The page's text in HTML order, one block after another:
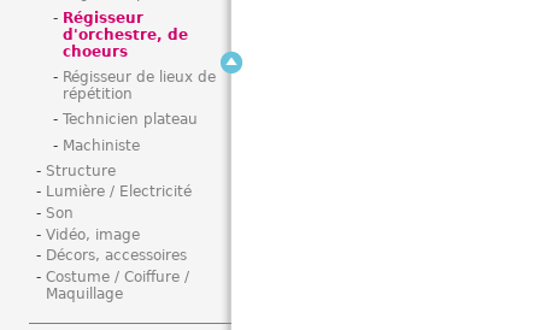
Régisseur
d'orchestre, de
choeurs
Régisseur de lieux de
répétition
Technicien plateau
Machiniste
Structure
Lumière / Electricité
Son
Vidéo, image
Décors, accessoires
Costume / Coiffure /
Maquillage